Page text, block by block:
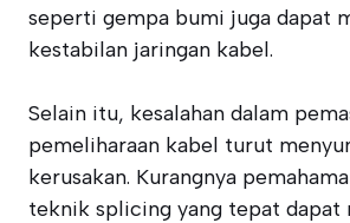
seperti gempa bumi juga dapat
kestabilan jaringan kabel.
Selain itu, kesalahan dalam
pemeliharaan kabel turut
kerusakan. Kurangnya
teknik splicing yang tepat dapat